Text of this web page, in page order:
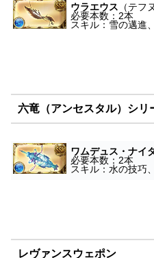
ウラエウス （テフ
必要本数：2本
スキル：雪の邁進
六竜（アンセスタル）シリ
ワムデュス・ナイ
必要本数：2本
スキル：水の技巧
レヴァンスウェポン